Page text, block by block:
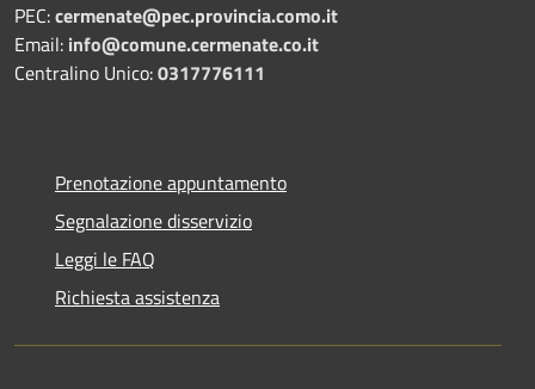
PEC:cermenate@pec.provincia.como.it
Email: info@comune.cermenate.co.it
Centralino Unico:0317776111
Prenotazione appuntamento
Segnalazione disservizio
Leggi le FAQ
Richiesta assistenza